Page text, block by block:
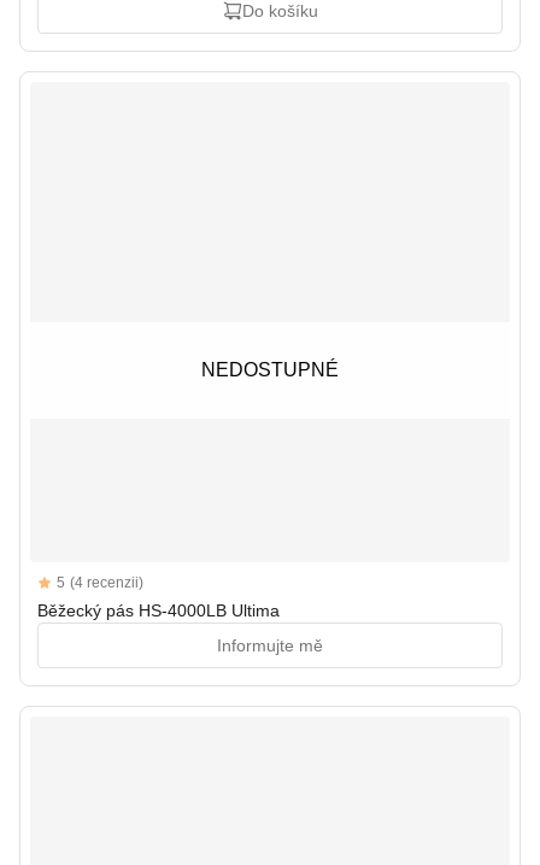
Do košíku
NEDOSTUPNÉ
NEDOSTUPNÉ
Reviews
5 out of 5 stars
5 (4 recenzii)
Běžecký pás HS-4000LB Ultima
Informujte mě